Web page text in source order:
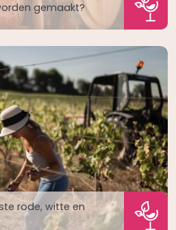
gemaakt?
rode, witte en